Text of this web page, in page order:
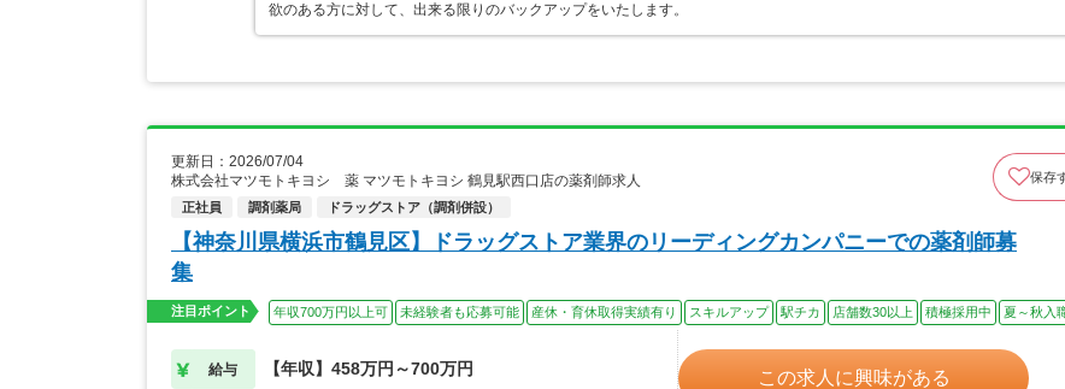
欲のある方に対して、出来る限りのバックアップをいたします。
更新日：2026/07/04
株式会社マツモトキヨシ 薬 マツモトキヨシ 鶴見駅西口店の薬剤師求人
正社員 調剤薬局 ドラッグストア（調剤併設）
保存
【神奈川県横浜市鶴見区】ドラッグストア業界のリーディングカンパニーでの薬剤師募
集
注目ポイント 年収700万円以上可 未経験者も応募可能 産休・育休取得実績有り スキルアップ 駅チカ 店舗数30以上 積極採用中 夏～秋入
給与 【年収】458万円～700万円 この求人に興味がある